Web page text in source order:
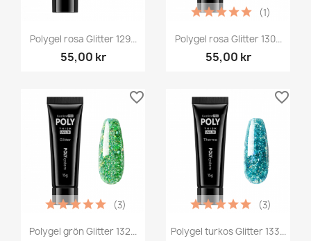
Polygel rosa Glitter 129...
55,00 kr
Polygel rosa Glitter 130...
55,00 kr
(1)
Polygel grön Glitter 132...
(3)
favorite_border
Polygel turkos Glitter 133...
(3)
favorite_border